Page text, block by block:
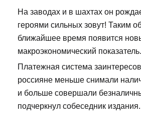
На заводах и в шахтах он
героями сильных зовут! Таким
ближайшее время появится
макроэкономический показатель.
Платежная система
россияне меньше снимали
и больше совершали
подчеркнул собеседник издания.